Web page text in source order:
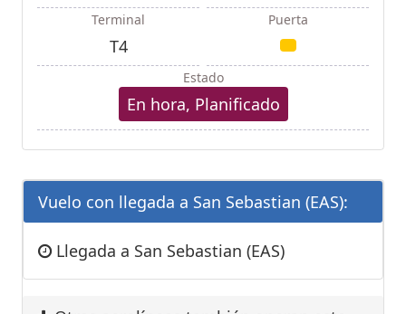
Terminal
T4
Puerta
Estado
En hora, Planificado
Vuelo con llegada a San Sebastian (EAS):
Llegada a San Sebastian (EAS)